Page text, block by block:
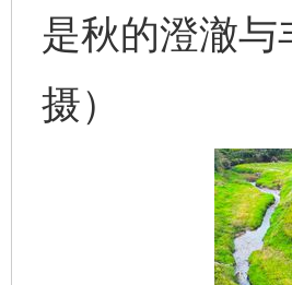
是秋的澄澈
摄）